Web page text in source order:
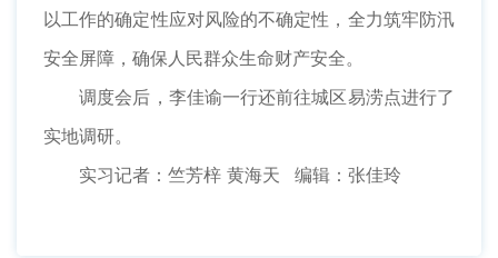
以工作的确定性应对风险的不确定性，全力筑牢防汛
安全屏障，确保人民群众生命财产安全。
调度会后，李佳谕一行还前往城区易涝点进行了
实地调研。
实习记者：竺芳梓 黄海天 编辑：张佳玲